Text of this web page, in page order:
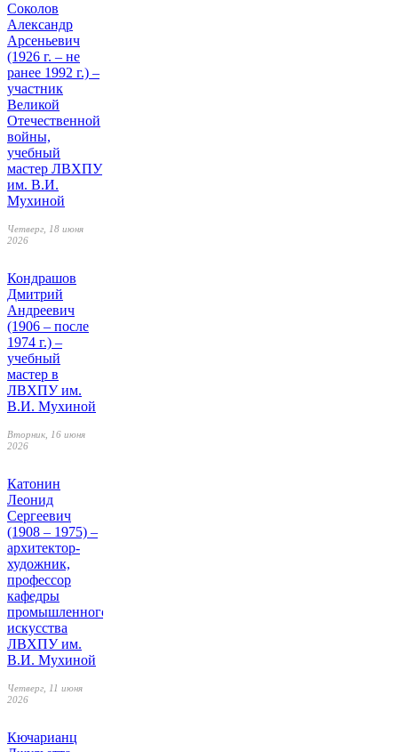
Соколов
Александр
Арсеньевич
(1926 г. – не
ранее 1992 г.) –
участник
Великой
Отечественной
войны,
учебный
мастер ЛВХПУ
им. В.И.
Мухиной
Четверг, 18 июня
2026
Кондрашов
Дмитрий
Андреевич
(1906 – после
1974 г.) –
учебный
мастер в
ЛВХПУ им.
В.И. Мухиной
Вторник, 16 июня
2026
Катонин
Леонид
Сергеевич
(1908 – 1975) –
архитектор-
художник,
профессор
кафедры
промышленного
искусства
ЛВХПУ им.
В.И. Мухиной
Четверг, 11 июня
2026
Кючарианц